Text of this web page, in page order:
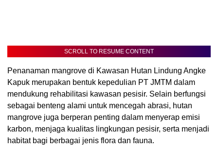
SCROLL TO RESUME CONTENT
Penanaman mangrove di Kawasan Hutan Lindung Angke
Kapuk merupakan bentuk kepedulian PT JMTM dalam
mendukung rehabilitasi kawasan pesisir. Selain berfungsi
sebagai benteng alami untuk mencegah abrasi, hutan
mangrove juga berperan penting dalam menyerap emisi
karbon, menjaga kualitas lingkungan pesisir, serta menjadi
habitat bagi berbagai jenis flora dan fauna.